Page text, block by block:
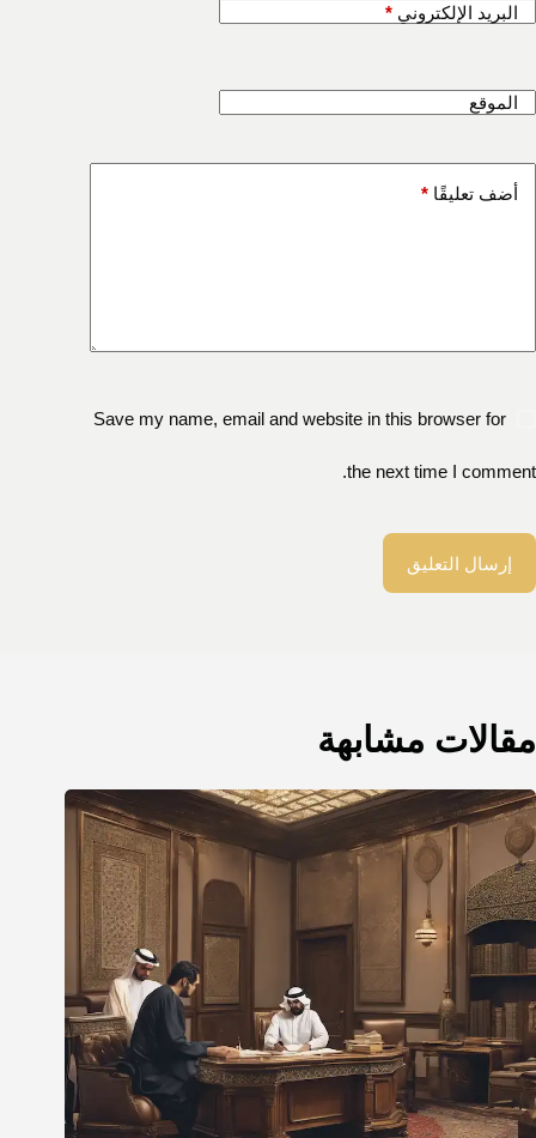
البريد الإلكتروني *
الموقع
أضف تعليقًا *
Save my name, email and website in this browser for
the next time I comment.
إرسال التعليق
مقالات مشابهة